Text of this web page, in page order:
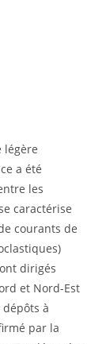
légère
a été
les
caractérise
courants de
dirigés
et Nord-Est
à
par la